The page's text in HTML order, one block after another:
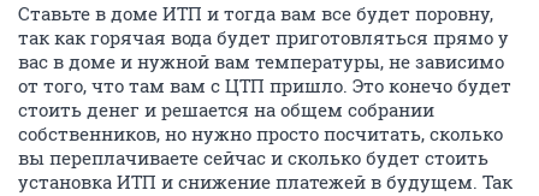
Ставьте в доме ИТП и тогда вам все будет поровну,
так как горячая вода будет приготовляться прямо у
вас в доме и нужной вам температуры, не зависимо
от того, что там вам с ЦТП пришло. Это конечо будет
стоить денег и решается на общем собрании
собственников, но нужно просто посчитать, сколько
вы переплачиваете сейчас и сколько будет стоить
установка ИТП и снижение платежей в будущем. Так